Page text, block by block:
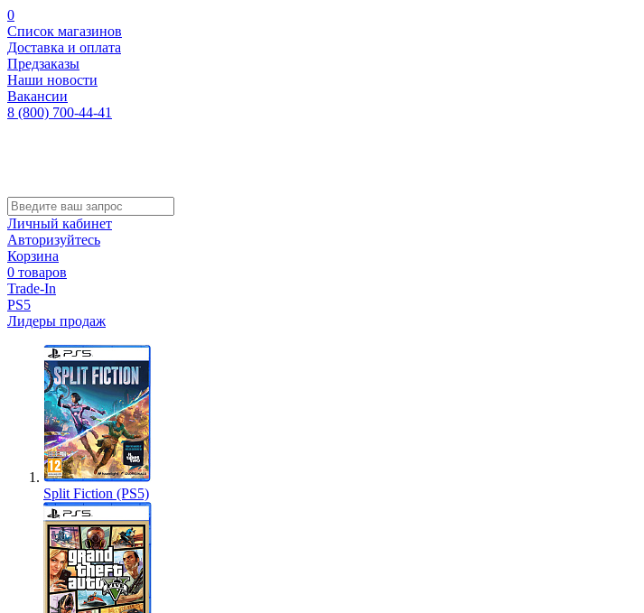
0
Список магазинов
Доставка и оплата
Предзаказы
Наши новости
Вакансии
8 (800) 700-44-41
Личный кабинет
Авторизуйтесь
Корзина
0 товаров
Trade-In
PS5
Лидеры продаж
Split Fiction (PS5)